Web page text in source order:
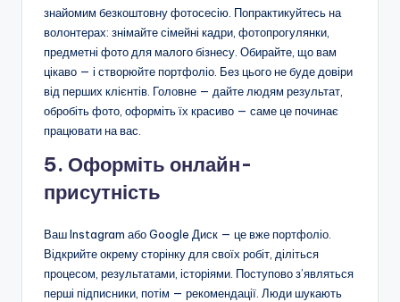
знайомим безкоштовну фотосесію. Попрактикуйтесь на
волонтерах: знімайте сімейні кадри, фотопрогулянки,
предметні фото для малого бізнесу. Обирайте, що вам
цікаво — і створюйте портфоліо. Без цього не буде довіри
від перших клієнтів. Головне — дайте людям результат,
обробіть фото, оформіть їх красиво — саме це починає
працювати на вас.
5. Оформіть онлайн-
присутність
Ваш Instagram або Google Диск — це вже портфоліо.
Відкрийте окрему сторінку для своїх робіт, діліться
процесом, результатами, історіями. Поступово з’являться
перші підписники, потім — рекомендації. Люди шукають